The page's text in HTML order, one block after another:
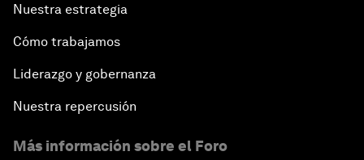
Nuestra estrategia
Cómo trabajamos
Liderazgo y gobernanza
Nuestra repercusión
Más información sobre el Foro